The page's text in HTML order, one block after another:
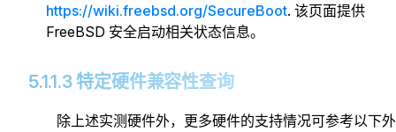
https://wiki.freebsd.org/SecureBoot. 该页面提供
FreeBSD 安全启动相关状态信息。
5.1.1.3 特定硬件兼容性查询
除上述实测硬件外，更多硬件的支持情况可参考以下